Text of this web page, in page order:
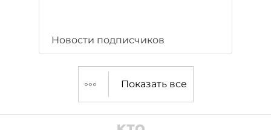
Новости подписчиков
Показать все